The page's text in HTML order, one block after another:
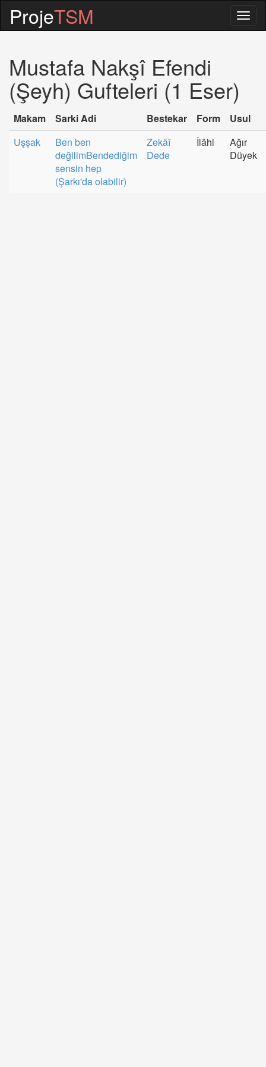
ProjeTSM
Mustafa Nakşî Efendi
(Şeyh) Gufteleri (1 Eser)
Makam Sarki Adi Bestekar Form
Usul
Uşşak
Ben ben
değilimBendediğim
sensin hep
(Şarkı'da olabilir)
Zekâî
Dede
İlâhi
Ağır
Düyek